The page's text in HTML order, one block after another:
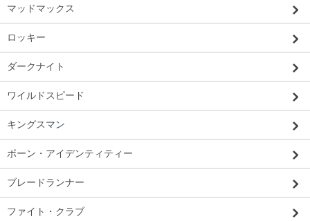
マッドマックス
ロッキー
ダークナイト
ワイルドスピード
キングスマン
ボーン・アイデンティティー
ブレードランナー
ファイト・クラブ